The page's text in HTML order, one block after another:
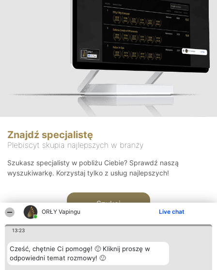
ORŁY Vapingu Live chat
13:23
Cześć, chętnie Ci pomogę! 🙂 Kliknij proszę w
odpowiedni temat rozmowy! 🙂
Znajdź specjalistę
Plebiscyt skupia najlepszych w branży
Szukasz specjalisty w pobliżu Ciebie? Sprawdź naszą
wyszukiwarkę. Korzystaj tylko z usług najlepszych!
Szukaj